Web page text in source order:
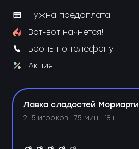
Нужна предоплата
Вот-вот начнется!
Бронь по телефону
Акция
Лавка сладостей Мориарти
2-5 игроков · 75 мин · 18+